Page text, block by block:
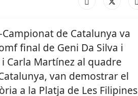
de Catalunya va
final de Geni Da Silva i
Carla Martínez al quadre
van demostrar el
a la Platja de Les Filipines